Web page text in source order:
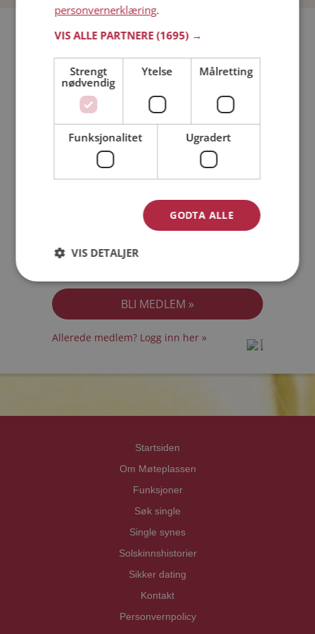
Bli medlem gratis!
Jeg er en: Mann Kvinne
Min alder:
Jeg akseptererMedlemsvilkårene
Allerede medlem? Logg inn her »
Startsiden
Om Møteplassen
Funksjoner
Søk single
Single synes
Solskinnshistorier
Sikker dating
Kontakt
Personvernpolicy
personvernerklæring.
VIS ALLE PARTNERE(1695) →
Strengt
nødvendig
Ytelse Målretting
Funksjonalitet Ugradert
GODTA ALLE
VIS DETALJER